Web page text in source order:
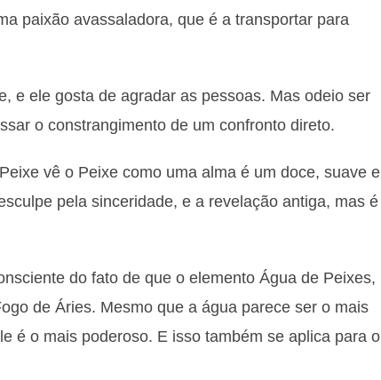
paixão avassaladora, que é a transportar para
e ele gosta de agradar as pessoas. Mas odeio ser
o constrangimento de um confronto direto.
vê o Peixe como uma alma é um doce, suave e
pela sinceridade, e a revelação antiga, mas é
do fato de que o elemento Água de Peixes,
de Áries. Mesmo que a água parece ser o mais
é o mais poderoso. E isso também se aplica para o